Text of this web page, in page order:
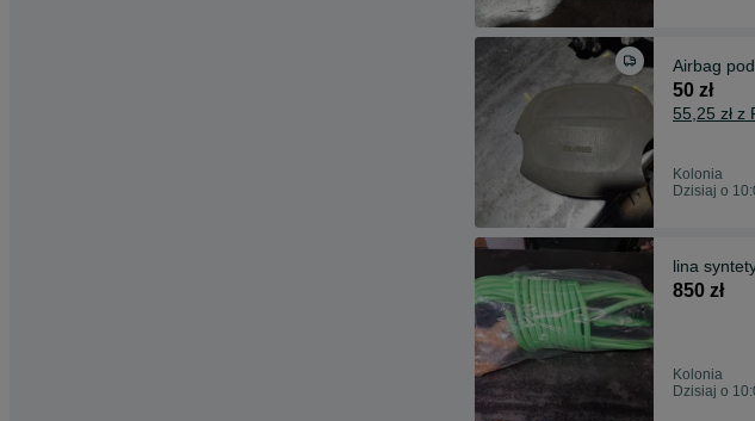
Airbag
50 zł
55,25 zł z
Kolonia
Dzisiaj o
lina
850 zł
Kolonia
Dzisiaj o